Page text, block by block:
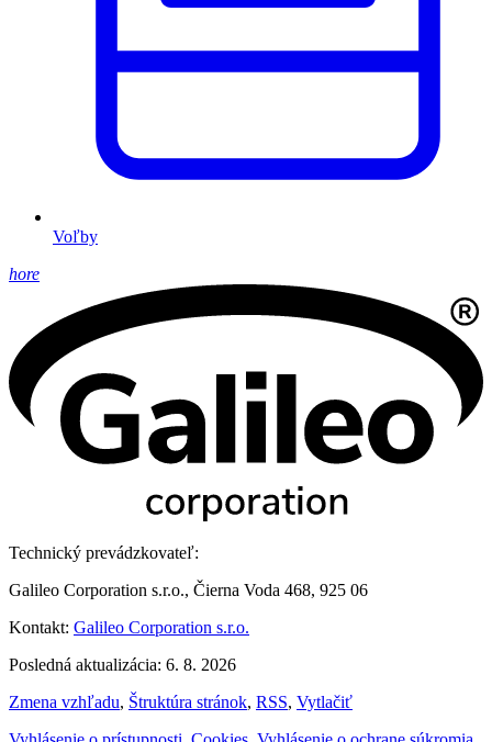
Voľby
hore
Technický prevádzkovateľ:
Galileo Corporation s.r.o., Čierna Voda 468, 925 06
Kontakt: Galileo Corporation s.r.o.
Posledná aktualizácia: 6. 8. 2026
Zmena vzhľadu, Štruktúra stránok, RSS, Vytlačiť